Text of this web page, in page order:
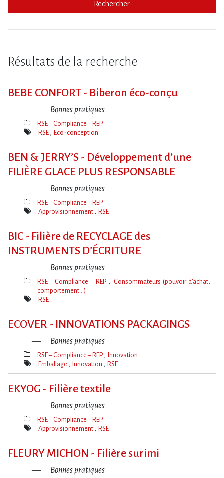
Rechercher
Résultats de la recherche
BEBE CONFORT - Biberon éco-conçu
Bonnes pratiques
Thèmes(s)
RSE – Compliance – REP
Mot(s)-
RSE Eco-conception
BEN & JERRY​‌’S - Développement d’une
FILIÈRE GLACE PLUS RESPONSABLE
Bonnes pratiques
Thèmes(s)
RSE – Compliance – REP
Mot(s)-
Approvisionnement RSE
BIC - Filière de RECYCLAGE des
INSTRUMENTS D’ÉCRITURE
Bonnes pratiques
Thèmes(s)
RSE – Compliance – REP
Consommateurs (pouvoir d’achat,
comportement…)
Mot(s)-
RSE
ECOVER - INNOVATIONS PACKAGINGS
Bonnes pratiques
Thèmes(s)
RSE – Compliance – REP Innovation
Mot(s)-
Emballage Innovation RSE
EKYOG - Filière textile
Bonnes pratiques
Thèmes(s)
RSE – Compliance – REP
Mot(s)-
Approvisionnement RSE
FLEURY MICHON - Filière surimi
Bonnes pratiques